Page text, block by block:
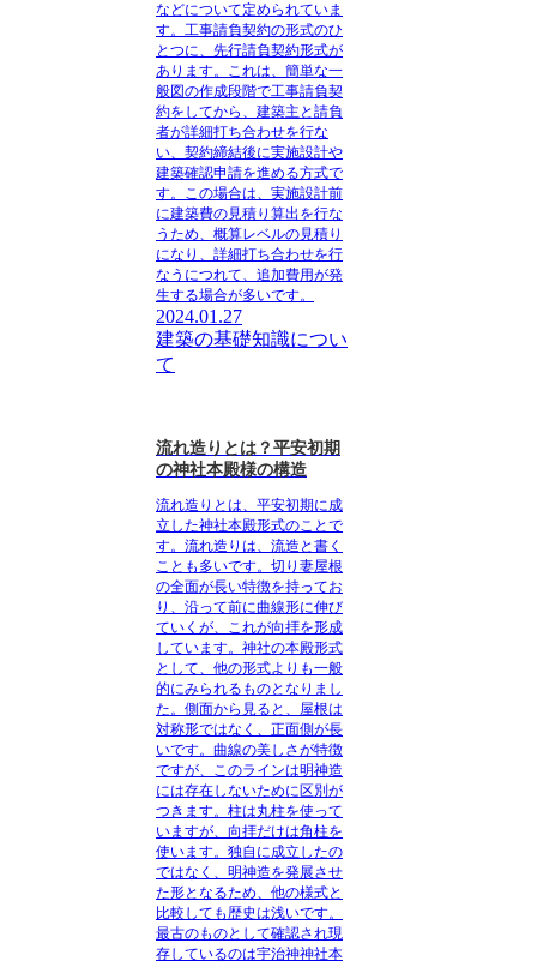
などについて定められていま
す。工事請負契約の形式のひ
とつに、先行請負契約形式が
あります。これは、簡単な一
般図の作成段階で工事請負契
約をしてから、建築主と請負
者が詳細打ち合わせを行な
い、契約締結後に実施設計や
建築確認申請を進める方式で
す。この場合は、実施設計前
に建築費の見積り算出を行な
うため、概算レベルの見積り
になり、詳細打ち合わせを行
なうにつれて、追加費用が発
生する場合が多いです。
2024.01.27
建築の基礎知識につい
て
流れ造りとは？平安初期
の神社本殿様の構造
流れ造りとは、平安初期に成
立した神社本殿形式のことで
す。流れ造りは、流造と書く
ことも多いです。切り妻屋根
の全面が長い特徴を持ってお
り、沿って前に曲線形に伸び
ていくが、 これが向拝を形成
しています。神社の本殿形式
として、他の形式よりも一般
的にみられるものとなりまし
た。側面から見ると、屋根は
対称形ではなく、正面側が長
いです。 曲線の美しさが特徴
ですが、このラインは明神造
には存在しないために区別が
つきます。柱は丸柱を使って
いますが、 向拝だけは角柱を
使います。独自に成立したの
ではなく、明神造を発展させ
た形となるため、他の様式と
比較しても歴史は浅いです。
最古のものとして確認され現
存しているのは宇治神神社本